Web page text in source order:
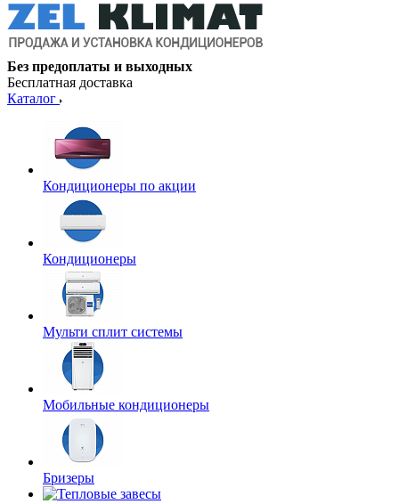
Без предоплаты и выходных
Бесплатная доставка
Каталог
Кондиционеры по акции
Кондиционеры
Мульти сплит системы
Мобильные кондиционеры
Бризеры